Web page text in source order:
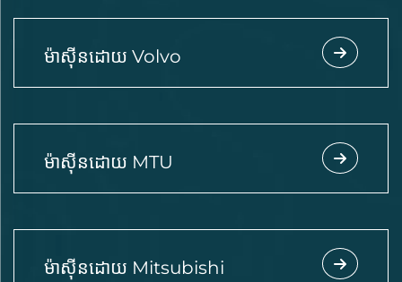
ម៉ាស៊ីនដោយ Volvo
ម៉ាស៊ីនដោយ MTU
ម៉ាស៊ីនដោយ Mitsubishi